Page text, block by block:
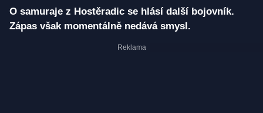
O samuraje z Hostěradic se hlásí další bojovník.
Zápas však momentálně nedává smysl.